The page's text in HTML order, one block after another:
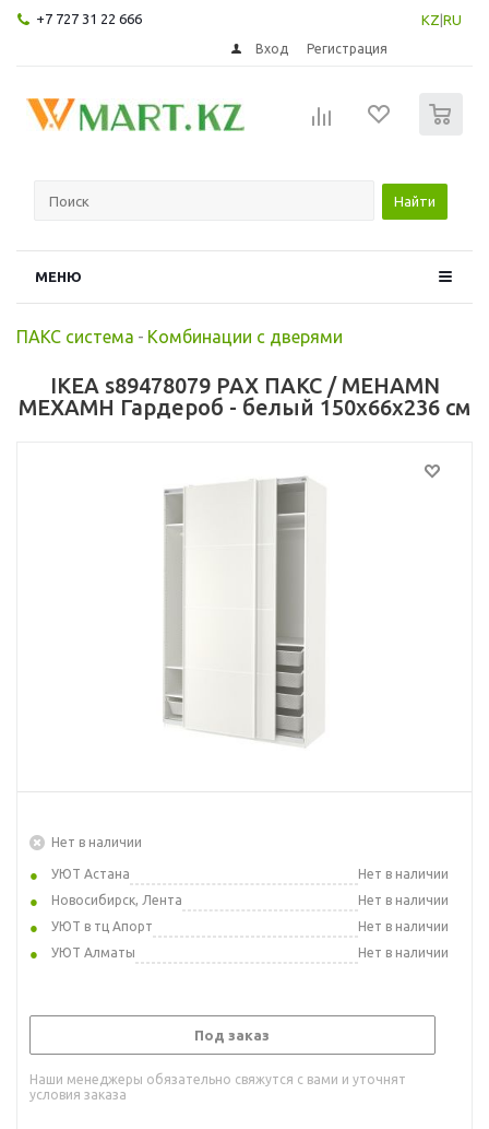
+7 727 31 22 666 KZ RU
Вход Регистрация
Найти
МЕНЮ
ПАКС система - Комбинации с дверями
IKEA s89478079 PAX ПАКС / MEHAMN
МЕХАМН Гардероб - белый 150x66x236 см
Нет в наличии
УЮТ Астана
Нет в наличии
Новосибирск, Лента
Нет в наличии
УЮТ в тц Апорт
Нет в наличии
УЮТ Алматы
Нет в наличии
Под заказ
Наши менеджеры обязательно свяжутся с вами и уточнят
условия заказа